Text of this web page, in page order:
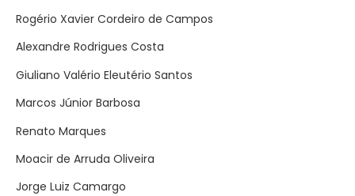
Rogério Xavier Cordeiro de Campos
Alexandre Rodrigues Costa
Giuliano Valério Eleutério Santos
Marcos Júnior Barbosa
Renato Marques
Moacir de Arruda Oliveira
Jorge Luiz Camargo